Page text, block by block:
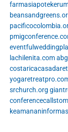
lachilenita.com
srchurch.org